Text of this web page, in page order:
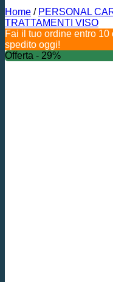
Home / PERSONAL
TRATTAMENTI VISO
Fai il tuo ordine entro
spedito oggi!
Offerta - 29%